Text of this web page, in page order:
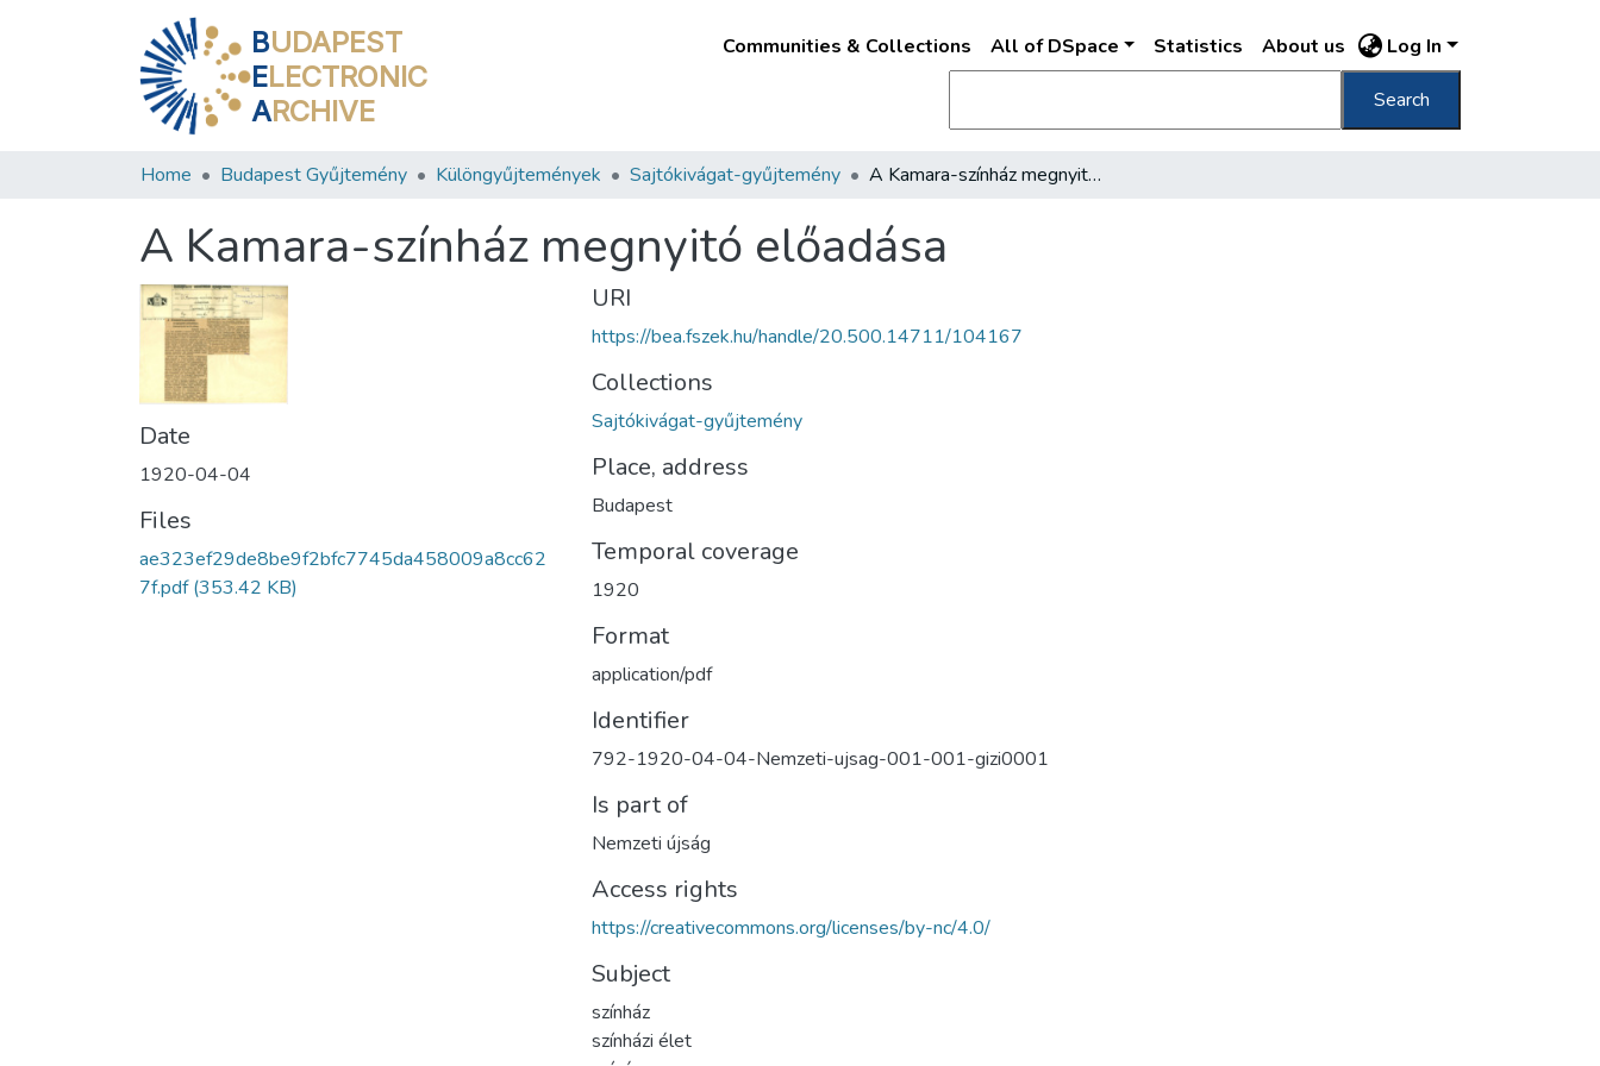
BUDAPEST
ELECTRONIC
ARCHIVE
Communities & Collections All of DSpace Statistics About us Log In
Search
Home Budapest Gyűjtemény Különgyűjtemények Sajtókivágat-gyűjtemény A Kamara-színház megnyitó előadása
A Kamara-színház megnyitó előadása
Date
1920-04-04
Files
ae323ef29de8be9f2bfc7745da458009a8cc62
7f.pdf(353.42 KB)
URI
https://bea.fszek.hu/handle/20.500.14711/104167
Collections
Sajtókivágat-gyűjtemény
Place, address
Budapest
Temporal coverage
1920
Format
application/pdf
Identifier
792-1920-04-04-Nemzeti-ujsag-001-001-gizi0001
Is part of
Nemzeti újság
Access rights
https://creativecommons.org/licenses/by-nc/4.0/
Subject
színház
színházi élet